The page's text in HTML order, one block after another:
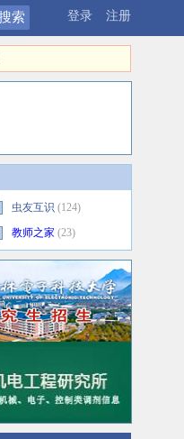
登录 注册
虫友互识 (124)
教师之家 (23)